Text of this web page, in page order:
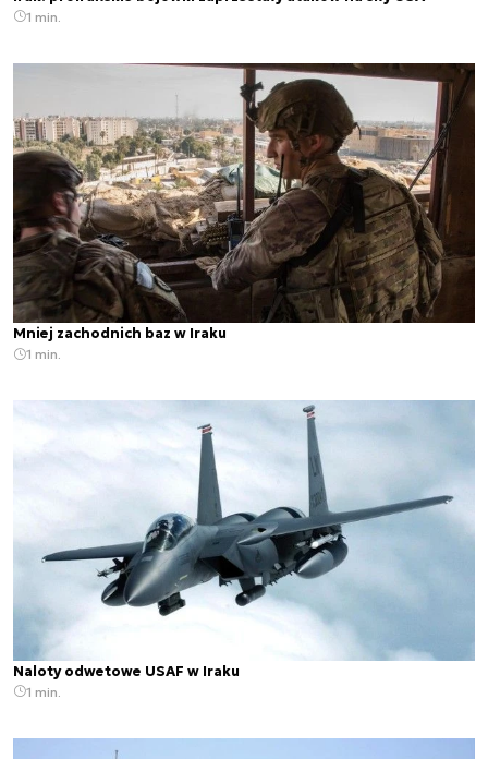
1 min.
Mniej zachodnich baz w Iraku
1 min.
Naloty odwetowe USAF w Iraku
1 min.